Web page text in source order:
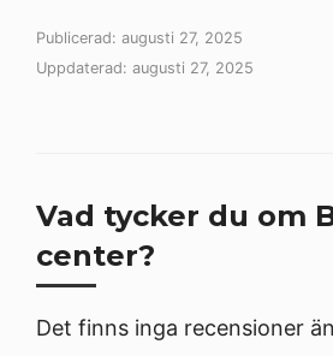
Publicerad: augusti 27, 2025
Uppdaterad: augusti 27, 2025
Vad tycker du om
center?
Det finns inga recensioner